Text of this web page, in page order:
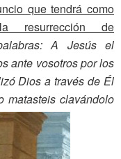
que tendrá como
resurrección de
A Jesús el
ante vosotros por los
Dios a través de Él
matasteis clavándolo